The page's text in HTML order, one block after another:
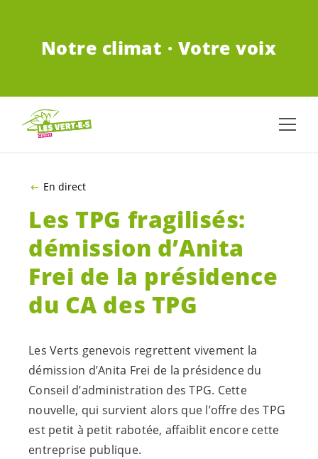
Notre climat · Votre voix
En direct
Les TPG fragilisés:
démission d’Anita
Frei de la présidence
du CA des TPG
Les Verts genevois regrettent vivement la
démission d’Anita Frei de la présidence du
Conseil d’administration des TPG. Cette
nouvelle, qui survient alors que l’offre des TPG
est petit à petit rabotée, affaiblit encore cette
entreprise publique.